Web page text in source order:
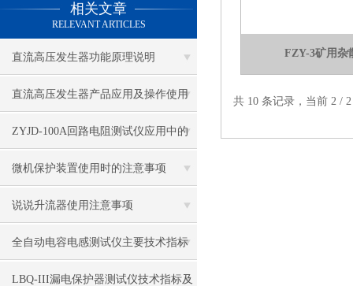
相关文章
RELEVANT ARTICLES
直流高压发生器功能原理说明
直流高压发生器产品应用及操作使用
ZYJD-100A回路电阻测试仪应用中的
注意事项
微机保护装置使用时的注意事项
说说升流器使用注意事项
全自动电容电感测试仪主要技术指标
及应用
LBQ-III漏电保护器测试仪技术指标及
FZY-3矿用杂
共 10 条记录，当前 2 /